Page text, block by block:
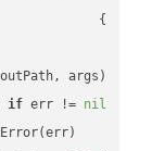
outPath, args)
if err != nil